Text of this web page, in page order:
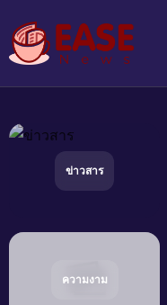
ข่าวสาร
ความงาม